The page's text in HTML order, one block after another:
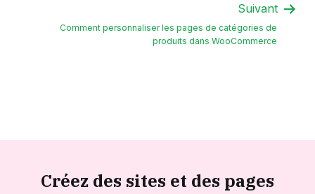
Suivant
Comment personnaliser les pages de catégories de
produits dans WooCommerce
Créez des sites et des pages